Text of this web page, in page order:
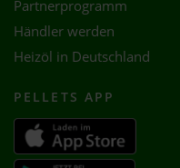
Partnerprogramm
Händler werden
Heizöl in Deutschland
PELLETS APP